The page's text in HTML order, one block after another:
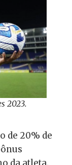
2023.
de 20% de